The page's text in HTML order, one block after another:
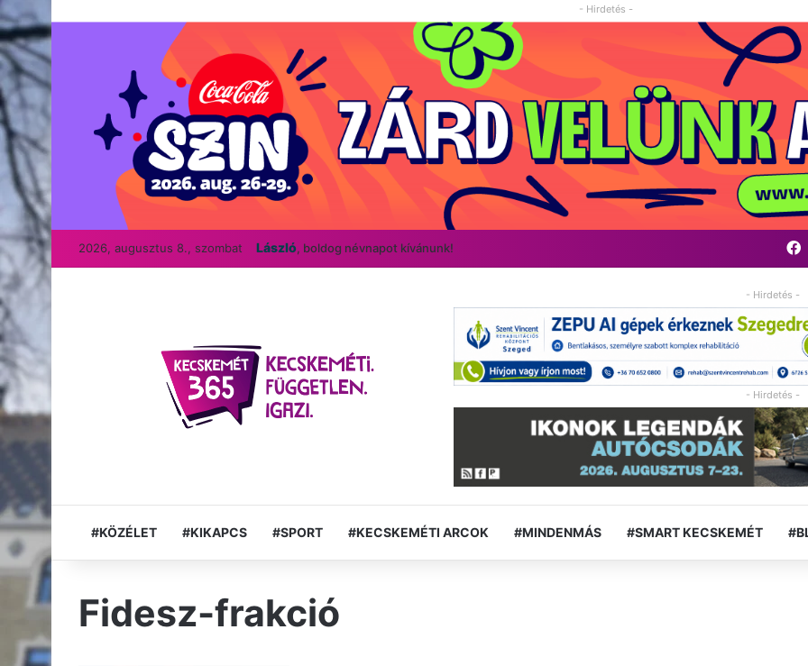
- Hirdetés -
2026, augusztus 8., szombat László, boldog névnapot kívánunk!
- Hirdetés -
- Hirdetés -
#KÖZÉLET #KIKAPCS #SPORT #KECSKEMÉTI ARCOK #MINDENMÁS #SMART KECSKEMÉT
Fidesz-frakció